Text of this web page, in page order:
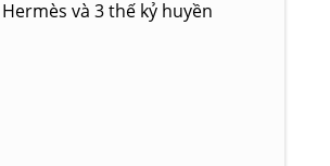
và 3 thế kỷ huyền